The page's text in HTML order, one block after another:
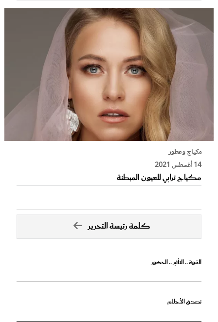
مكياج وعطور
14 أغسطس 2021
مكياج ترابي للعيون المبطنة
كلمة رئيسة التحرير
القوة .. التأثير .. الحضور
تصدق الأحلام